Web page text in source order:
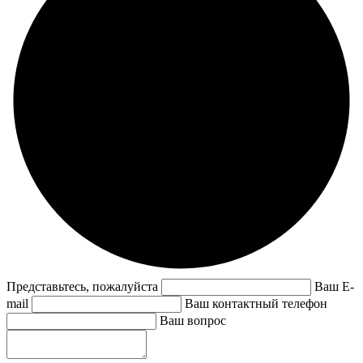
Представьтесь, пожалуйста
Ваш E-
mail
Ваш контактный телефон
Ваш вопрос